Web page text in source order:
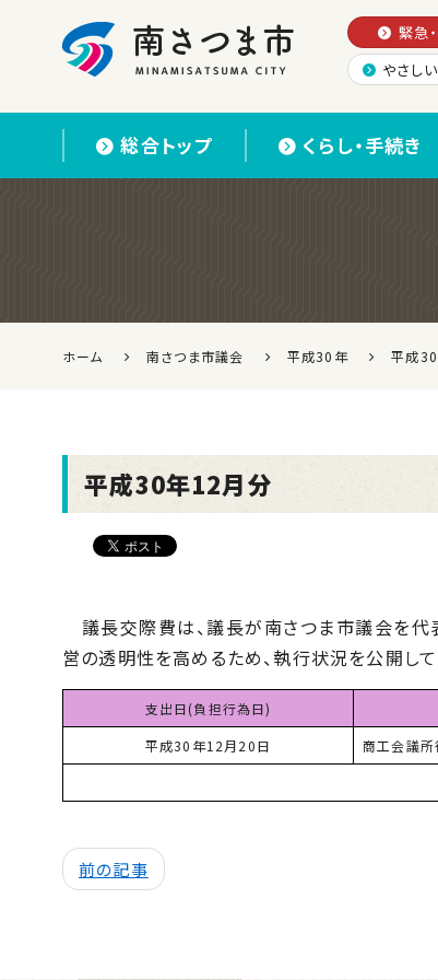
緊急
やさし
総合トップ くらし・手続き
ホーム 南さつま市議会 平成30年 平成
平成30年12月分
議長交際費は、議長が南さつま市議会を代
営の透明性を高めるため、執行状況を公開して
支出日(負担行為日)
平成30年12月20日
商工会議所
前の記事